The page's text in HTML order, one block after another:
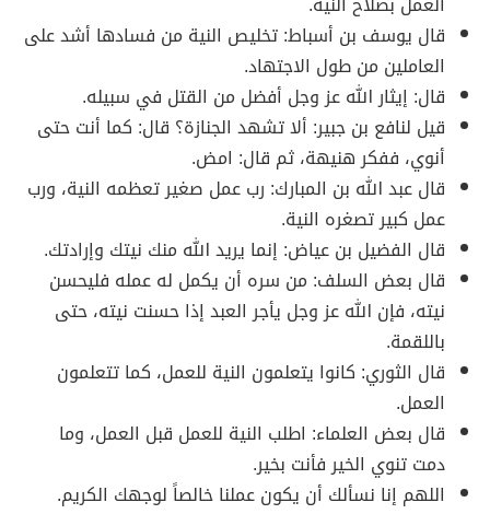
قال يوسف بن أسباط: تخليص النية من فسادها أشد على
العاملين من طول الاجتهاد.
قال: إيثار الله عز وجل أفضل من القتل في سبيله.
قيل لنافع بن جبير: ألا تشهد الجنازة؟ قال: كما أنت حتى
أنوي، ففكر هنيهة، ثم قال: امض.
قال عبد الله بن المبارك: رب عمل صغير تعظمه النية، ورب
عمل كبير تصغره النية.
قال الفضيل بن عياض: إنما يريد الله منك نيتك وإرادتك.
قال بعض السلف: من سره أن يكمل له عمله فليحسن
نيته، فإن الله عز وجل يأجر العبد إذا حسنت نيته، حتى
باللقمة.
قال الثوري: كانوا يتعلمون النية للعمل، كما تتعلمون
العمل.
قال بعض العلماء: اطلب النية للعمل قبل العمل، وما
دمت تنوي الخير فأنت بخير.
اللهم إنا نسألك أن يكون عملنا خالصاً لوجهك الكريم.